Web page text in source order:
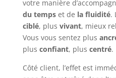
votre manière
du tempset de la fluidité.
ciblé, plus vivant, mieux
Vous vous sentez plus
plus confiant, plus centré.
Côté client, l’effet est